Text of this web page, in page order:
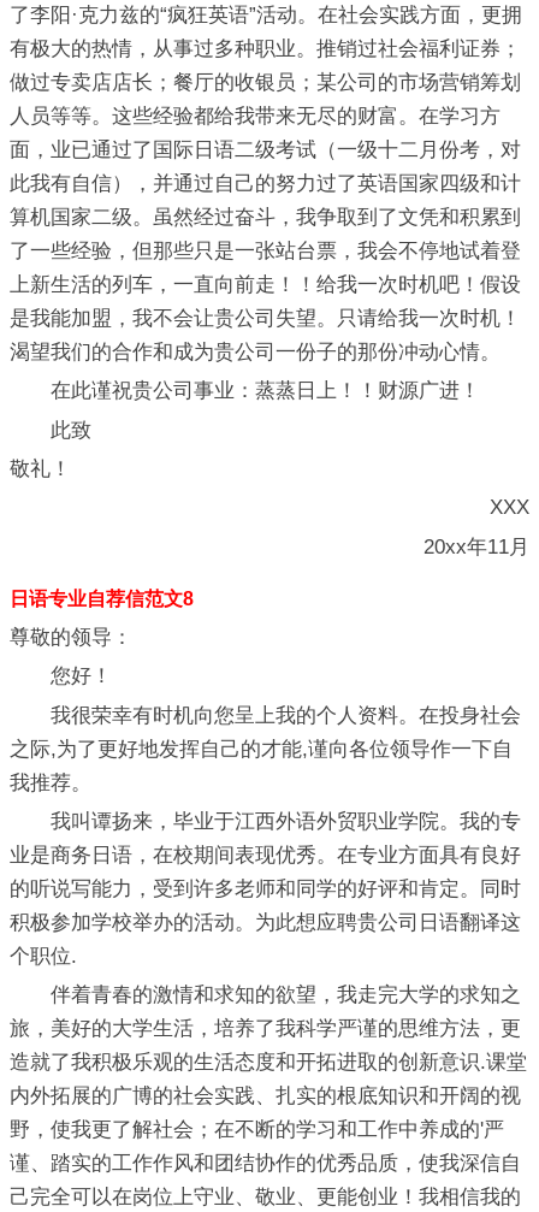
了李阳·克力兹的“疯狂英语”活动。在社会实践方面，更拥
有极大的热情，从事过多种职业。推销过社会福利证券；
做过专卖店店长；餐厅的收银员；某公司的市场营销筹划
人员等等。这些经验都给我带来无尽的财富。在学习方
面，业已通过了国际日语二级考试（一级十二月份考，对
此我有自信），并通过自己的努力过了英语国家四级和计
算机国家二级。虽然经过奋斗，我争取到了文凭和积累到
了一些经验，但那些只是一张站台票，我会不停地试着登
上新生活的列车，一直向前走！！给我一次时机吧！假设
是我能加盟，我不会让贵公司失望。只请给我一次时机！
渴望我们的合作和成为贵公司一份子的那份冲动心情。
在此谨祝贵公司事业：蒸蒸日上！！财源广进！
此致
敬礼！
XXX
20xx年11月
日语专业自荐信范文8
尊敬的领导：
您好！
我很荣幸有时机向您呈上我的个人资料。在投身社会
之际,为了更好地发挥自己的才能,谨向各位领导作一下自
我推荐。
我叫谭扬来，毕业于江西外语外贸职业学院。我的专
业是商务日语，在校期间表现优秀。在专业方面具有良好
的听说写能力，受到许多老师和同学的好评和肯定。同时
积极参加学校举办的活动。为此想应聘贵公司日语翻译这
个职位.
伴着青春的激情和求知的欲望，我走完大学的求知之
旅，美好的大学生活，培养了我科学严谨的思维方法，更
造就了我积极乐观的生活态度和开拓进取的创新意识.课堂
内外拓展的广博的社会实践、扎实的根底知识和开阔的视
野，使我更了解社会；在不断的学习和工作中养成的'严
谨、踏实的工作作风和团结协作的优秀品质，使我深信自
己完全可以在岗位上守业、敬业、更能创业！我相信我的